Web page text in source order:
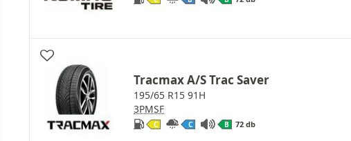
Tracmax A/S Trac Saver
195/65 R15 91H
3PMSF
C C B 72 db